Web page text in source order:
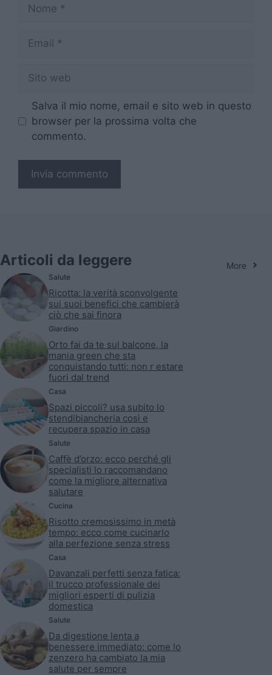
Salva il mio nome, email e sito web in questo
browser per la prossima volta che
commento.
Articoli da leggere More
Salute
Ricotta: la verità sconvolgente
sui suoi benefici che cambierà
ciò che sai finora
Giardino
Orto fai da te sul balcone, la
mania green che sta
conquistando tutti: non r estare
fuori dal trend
Casa
Spazi piccoli? usa subito lo
stendibiancheria così e
recupera spazio in casa
Salute
Caffè d’orzo: ecco perché gli
specialisti lo raccomandano
come la migliore alternativa
salutare
Cucina
Risotto cremosissimo in metà
tempo: ecco come cucinarlo
alla perfezione senza stress
Casa
Davanzali perfetti senza fatica:
il trucco professionale dei
migliori esperti di pulizia
domestica
Salute
Da digestione lenta a
benessere immediato: come lo
zenzero ha cambiato la mia
salute per sempre